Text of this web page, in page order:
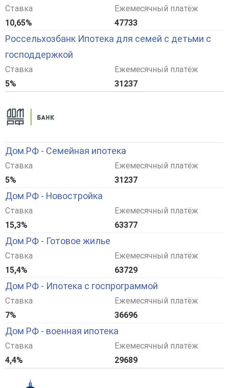
Ставка
10,65%
Ежемесячный платёж
47733
Россельхозбанк Ипотека для семей с детьми с
господдержкой
Ставка
5%
Ежемесячный платёж
31237
Дом.РФ - Семейная ипотека
Ставка
5%
Ежемесячный платёж
31237
Дом.РФ - Новостройка
Ставка
15,3%
Ежемесячный платёж
63377
Дом.РФ - Готовое жилье
Ставка
15,4%
Ежемесячный платёж
63729
Дом РФ - Ипотека с госпрограммой
Ставка
7%
Ежемесячный платёж
36696
Дом РФ - военная ипотека
Ставка
4,4%
Ежемесячный платёж
29689